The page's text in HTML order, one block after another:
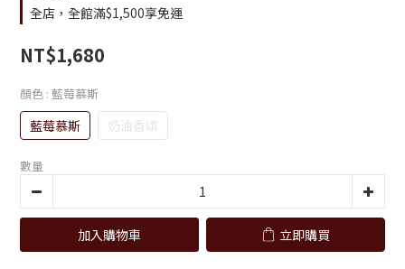
全店，全館滿$1,500享免運
NT$1,680
顏色 : 藍莓慕斯
藍莓慕斯 奶油香頌
數量
加入購物車 立即購買